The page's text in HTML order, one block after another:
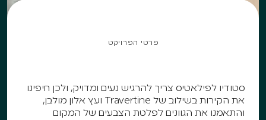
פרטי הפרויקט
סטודיו לפילאטיס צריך להרגיש נעים ומדויק, ולכן חיפינו
את הקירות בשילוב של Travertine ועץ אלון מולבן,
והתאמנו את הגוונים לפלטת הצבעים של המקום